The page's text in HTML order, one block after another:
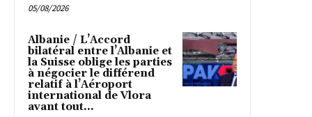
05/08/2026
Albanie / L’Accord
bilatéral entre l’Albanie et
la Suisse oblige les parties
à négocier le différend
relatif à l’Aéroport
international de Vlora
avant tout...